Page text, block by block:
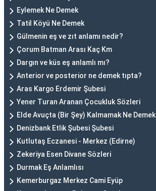
Eylemek Ne Demek
Tatil Köyü Ne Demek
Gülmenin eş ve zıt anlamı nedir?
Çorum Batman Arası Kaç Km
Dargın ve küs eş anlamlı mı?
Anterior ve posterior ne demek tıpta?
Aras Kargo Erdemir Şubesi
Yener Turan Aranan Çocukluk Sözleri
Elde Avuçta (Bir Şey) Kalmamak Ne Demek
Denizbank Etlik Şubesi Şubesi
Kutlutaş Eczanesi - Merkez (Edirne)
Zekeriya Esen Divane Sözleri
Durmak Eş Anlamlısı
Kemerburgaz Merkez Cami Eyüp